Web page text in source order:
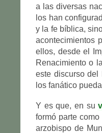
a las diversas
los han
y la fe bíblica,
acontecimientos
ellos, desde el
Renacimiento o
este discurso del
los fanático
Y es que, en su
formó parte
arzobispo de